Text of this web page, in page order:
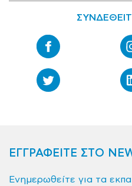
ΕΓΓΡΑΦΕΙΤΕ ΣΤΟ
Ενημερωθείτε για τα